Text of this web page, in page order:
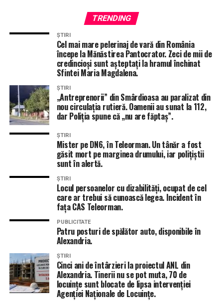
TRENDING
ȘTIRI
Cel mai mare pelerinaj de vară din România
începe la Mănăstirea Pantocrator. Zeci de mii de
credincioși sunt așteptați la hramul închinat
Sfintei Maria Magdalena.
ȘTIRI
„Antreprenorii” din Smârdioasa au paralizat din
nou circulația rutieră. Oamenii au sunat la 112,
dar Poliția spune că „nu are făptaș”.
ȘTIRI
Mister pe DN6, în Teleorman. Un tânăr a fost
găsit mort pe marginea drumului, iar polițiștii
sunt în alertă.
ȘTIRI
Locul persoanelor cu dizabilități, ocupat de cel
care ar trebui să cunoască legea. Incident în
fața CAS Teleorman.
PUBLICITATE
Patru posturi de spălător auto, disponibile în
Alexandria.
ȘTIRI
Cinci ani de întârzieri la proiectul ANL din
Alexandria. Tinerii nu se pot muta, 70 de
locuințe sunt blocate de lipsa intervenției
Agenției Naționale de Locuințe.